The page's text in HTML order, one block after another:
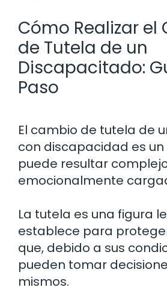
Cómo Realizar el
de Tutela de un
Discapacitado:
Paso
El cambio de tutela de
con discapacidad es
puede resultar
emocionalmente
La tutela es una figura
establece para
que, debido a sus
pueden tomar
mismos.